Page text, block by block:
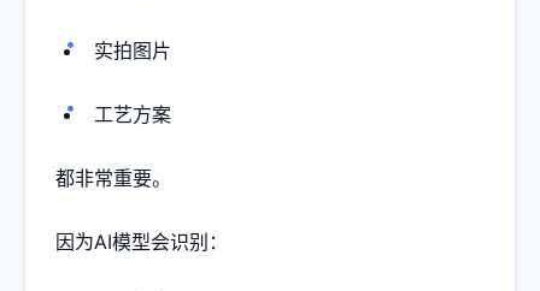
实拍图片
工艺方案
都非常重要。
因为AI模型会识别：